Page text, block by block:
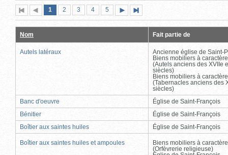
Première
page
Page
précédente
Page
1 (page
actuelle)
Page
2 Page
3 Page
4 Page
5
suivante
page
Nom Fait partie de
Autels latéraux
Ancienne église de Saint-
Biens mobiliers à
(Autels anciens des XVIIe
siècles)
Biens mobiliers à
(Tabernacles anciens des
siècles)
Banc d'oeuvre
Église de Saint-François
Bénitier
Église de Saint-François
Boîtier aux saintes huiles
Église de Saint-François
Boîtier aux saintes huiles et ampoules
Biens mobiliers à
(Orfèvrerie religieuse)